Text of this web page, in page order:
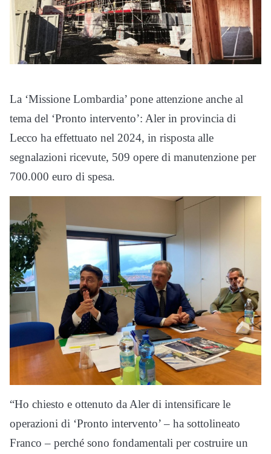
La ‘Missione Lombardia’ pone attenzione anche al
tema del ‘Pronto intervento’: Aler in provincia di
Lecco ha effettuato nel 2024, in risposta alle
segnalazioni ricevute, 509 opere di manutenzione per
700.000 euro di spesa.
“Ho chiesto e ottenuto da Aler di intensificare le
operazioni di ‘Pronto intervento’ – ha sottolineato
Franco – perché sono fondamentali per costruire un